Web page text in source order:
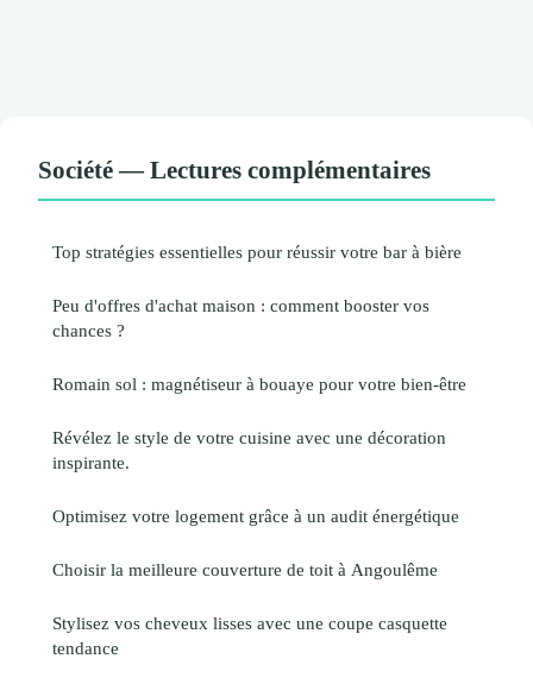
Société — Lectures complémentaires
Top stratégies essentielles pour réussir votre bar à bière
Peu d'offres d'achat maison : comment booster vos
chances ?
Romain sol : magnétiseur à bouaye pour votre bien-être
Révélez le style de votre cuisine avec une décoration
inspirante.
Optimisez votre logement grâce à un audit énergétique
Choisir la meilleure couverture de toit à Angoulême
Stylisez vos cheveux lisses avec une coupe casquette
tendance